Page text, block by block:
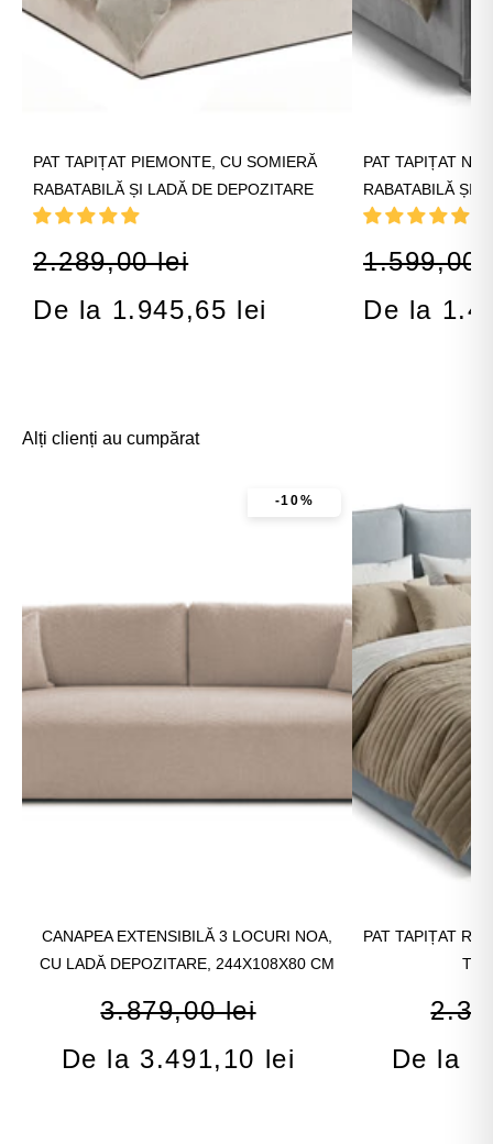
PAT TAPIȚAT PIEMONTE, CU SOMIERĂ
RABATABILĂ ȘI LADĂ DE DEPOZITARE
2.289,00 lei
De la 1.945,65 lei
PAT TAPIȚAT
RABATABILĂ ȘI
1.599,00
De la
Alți clienți au cumpărat
-10%
CANAPEA EXTENSIBILĂ 3 LOCURI NOA,
CU LADĂ DEPOZITARE, 244X108X80 CM
3.879,00 lei
De la 3.491,10 lei
PAT TAPIȚAT
De la